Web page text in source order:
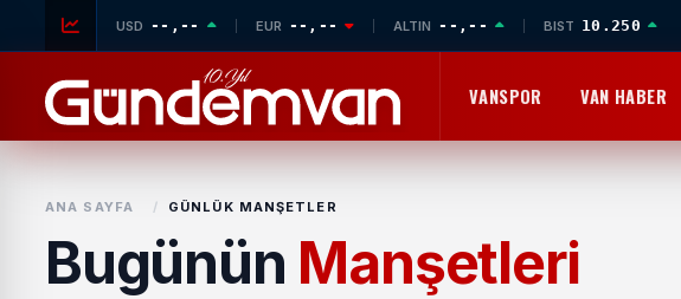
USD --,-- EUR --,-- ALTIN --,-- BIST 10.250
VANSPOR VAN HABER
ANA SAYFA / GÜNLÜK MANŞETLER
Bugünün Manşetleri